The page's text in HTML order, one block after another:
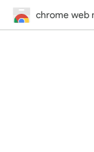
chrome web